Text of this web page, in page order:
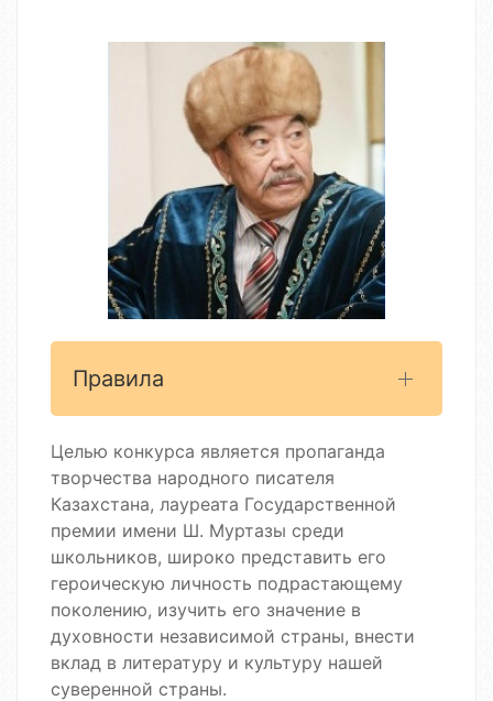
Правила
Целью конкурса является пропаганда
творчества народного писателя
Казахстана, лауреата Государственной
премии имени Ш. Муртазы среди
школьников, широко представить его
героическую личность подрастающему
поколению, изучить его значение в
духовности независимой страны, внести
вклад в литературу и культуру нашей
суверенной страны.